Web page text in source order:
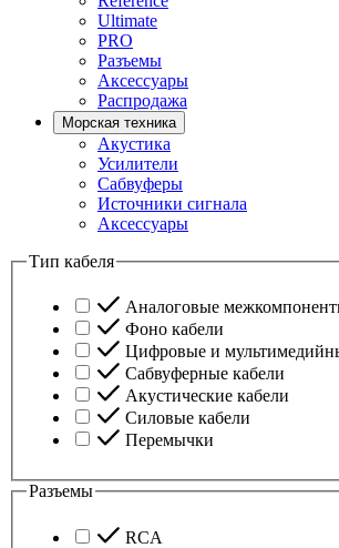
Ultimate
PRO
Разъемы
Аксессуары
Распродажа
Морская техника
Акустика
Усилители
Сабвуферы
Источники сигнала
Аксессуары
Тип кабеля
Аналоговые
Фоно кабели
Цифровые и
Сабвуферные кабели
Акустические кабели
Силовые кабели
Перемычки
Разъемы
RCA